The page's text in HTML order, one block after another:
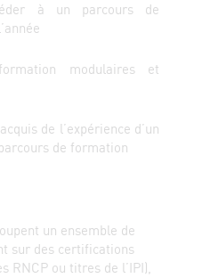
à un parcours de
modulaires et
de l’expérience d’un
de formation
un ensemble de
sur des certifications
RNCP ou titres de l’IPI),